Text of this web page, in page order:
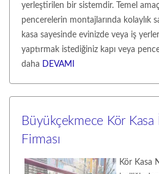
yerleştirilen bir sistemdir. Temel
pencerelerin montajlarında kolaylık
kasa sayesinde evinizde veya iş
yaptırmak istediğiniz kapı veya
daha DEVAMI
Büyükçekmece Kör Kasa
Firması
Kör Kasa